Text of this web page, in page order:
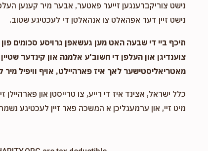
נישט צוריקברענגען זייער פאטער, אבער מיר קענען
נישט זיין דער אפהאלט צו אנהאלטן די לעכטיגע שטוב.
תיכף ביי די שבעה האט מען געשאפן גרויסע סכומים
צוענדיגן און העלפן די חשוב'ע אלמנה און קינדער
מאטריאליסטישער לאך איז פארהיילט, אויף וויפיל מיר
כלל ישראל, אצינד איז די רייע, צו טרייסטן און פארהיילן
מיט זיי, און ערמעגליכן א המשכה פאר זיין לעכטיגע